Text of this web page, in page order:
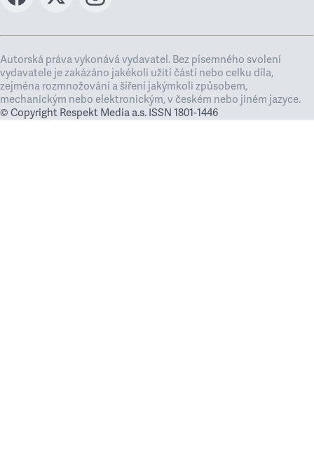
Autorská práva vykonává vydavatel. Bez písemného svolení
vydavatele je zakázáno jakékoli užití částí nebo celku díla,
zejména rozmnožování a šíření jakýmkoli způsobem,
mechanickým nebo elektronickým, v českém nebo jiném jazyce.
© Copyright Respekt Media a.s. ISSN 1801-1446